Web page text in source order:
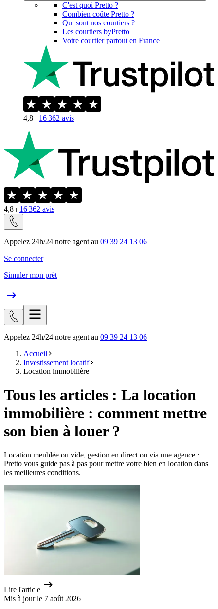
C'est quoi Pretto ?
Combien coûte Pretto ?
Qui sont nos courtiers ?
Les courtiers byPretto
Votre courtier partout en France
4,8 ⏐ 16 362 avis
4,8 ⏐ 16 362 avis
Appelez 24h/24 notre agent au 09 39 24 13 06
Se connecter
Simuler mon prêt
Appelez 24h/24 notre agent au 09 39 24 13 06
Accueil
Investissement locatif
Location immobilière
Tous les articles : La location
immobilière : comment mettre
son bien à louer ?
Location meublée ou vide, gestion en direct ou via une agence :
Pretto vous guide pas à pas pour mettre votre bien en location dans
les meilleures conditions.
Lire l'article
Mis à jour le 7 août 2026